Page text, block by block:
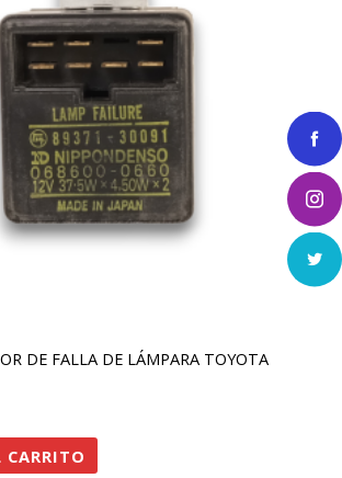
DE FALLA DE LÁMPARA TOYOTA